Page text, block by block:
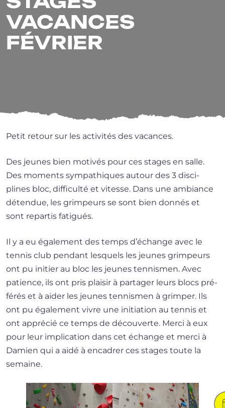
VACANCES
FÉVRIER
Petit retour sur les acti­vi­tés des vacances.
Des jeunes bien moti­vés pour ces stages en salle.
Des moments sym­pa­thiques autour des 3 dis­ci­
plines bloc, dif­fi­cul­té et vitesse. Dans une ambiance
déten­due, les grim­peurs se sont bien don­nés et
sont repar­tis fatigués.
Il y a eu éga­le­ment des temps d’échange avec le
ten­nis club pen­dant les­quels les jeunes grim­peurs
ont pu ini­tier au bloc les jeunes ten­nis­men. Avec
patience, ils ont pris plai­sir à par­ta­ger leurs blocs pré­
fé­rés et à aider les jeunes ten­nis­men à grim­per. Ils
ont pu éga­le­ment vivre une ini­tia­tion au ten­nis et
ont appré­cié ce temps de décou­verte. Merci à eux
pour leur impli­ca­tion dans cet échange et mer­ci à
Damien qui a aidé à enca­drer ces stages toute la
semaine.